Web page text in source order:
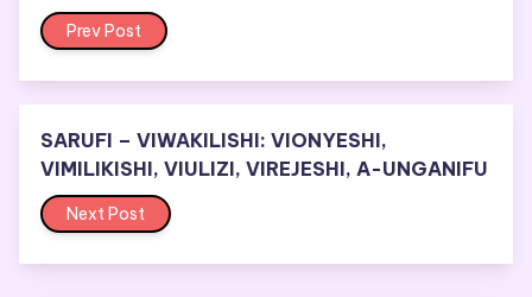
Prev Post
SARUFI – VIWAKILISHI: VIONYESHI,
VIMILIKISHI, VIULIZI, VIREJESHI, A-UNGANIFU
Next Post